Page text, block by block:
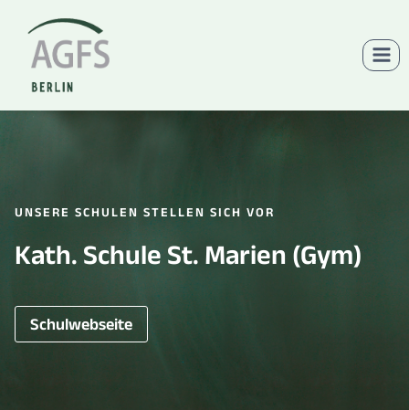
Inhalt
springen
UNSERE SCHULEN STELLEN SICH VOR
Kath. Schule St. Marien (Gym)
Schulwebseite